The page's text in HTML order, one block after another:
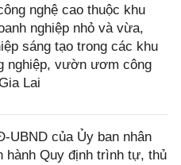
nghệ cao thuộc khu
nghiệp nhỏ và vừa,
sáng tạo trong các khu
nghiệp, vườn ươm công
Lai
UBND của Ủy ban nhân
hành Quy định trình tự, thủ